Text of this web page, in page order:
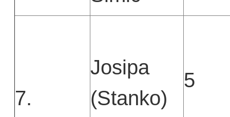
7.
Josipa
(Stanko)
5